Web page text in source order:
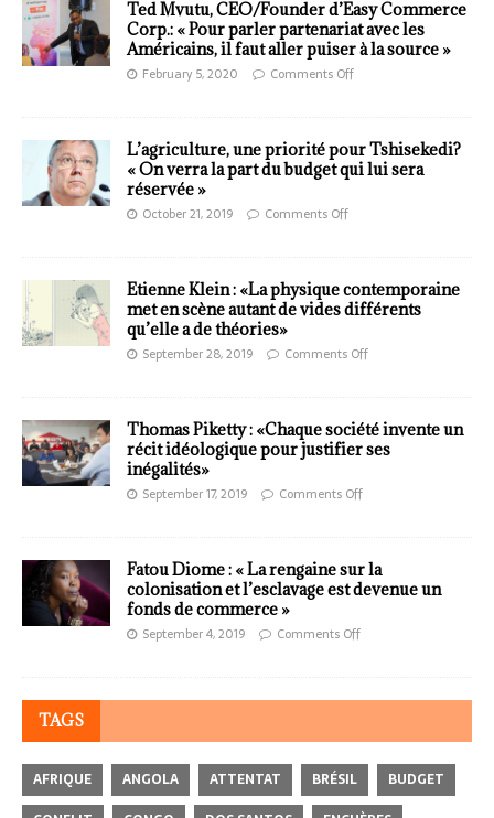
Ted Mvutu, CEO/Founder d’Easy Commerce
Corp.: « Pour parler partenariat avec les
Américains, il faut aller puiser à la source »
February 5, 2020 Comments Off
L’agriculture, une priorité pour Tshisekedi?
« On verra la part du budget qui lui sera
réservée »
October 21, 2019 Comments Off
Etienne Klein : «La physique contemporaine
met en scène autant de vides différents
qu’elle a de théories»
September 28, 2019 Comments Off
Thomas Piketty : «Chaque société invente un
récit idéologique pour justifier ses
inégalités»
September 17, 2019 Comments Off
Fatou Diome : « La rengaine sur la
colonisation et l’esclavage est devenue un
fonds de commerce »
September 4, 2019 Comments Off
TAGS
AFRIQUE ANGOLA ATTENTAT BRÉSIL
BUDGET